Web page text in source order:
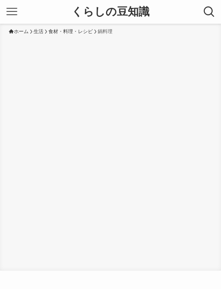
くらしの豆知識
ホーム 生活 食材・料理・レシピ 鍋料理